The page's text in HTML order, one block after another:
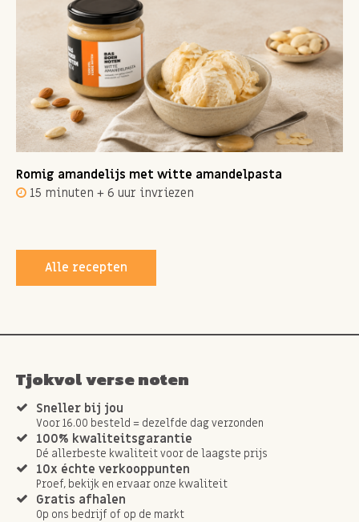
Romig amandelijs met witte amandelpasta
15 minuten + 6 uur invriezen
Alle recepten
Tjokvol verse noten
Sneller bij jou
Voor 16.00 besteld = dezelfde dag verzonden
100% kwaliteitsgarantie
Dé allerbeste kwaliteit voor de laagste prijs
10x échte verkooppunten
Proef, bekijk en ervaar onze kwaliteit
Gratis afhalen
Op ons bedrijf of op de markt